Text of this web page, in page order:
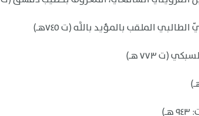
الملقب بالمؤيد باللَّه (ت ٧٤٥هـ)
(ت ٧٧٣ هـ)